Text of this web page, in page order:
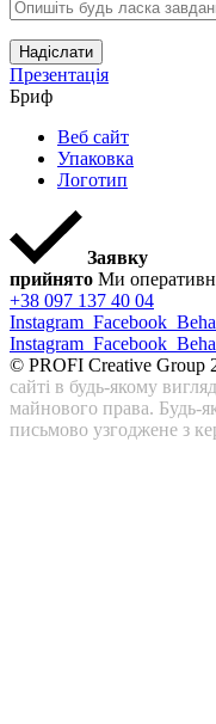
Надіслати
Презентація
Бриф
Веб сайт
Упаковка
Логотип
Заявку
прийнято Ми
+38 097 137 40 04
Instagram Facebook
Instagram Facebook
© PROFI Creative Group
сайті в будь-якому
майнового права. Будь-
письмово узгоджене з